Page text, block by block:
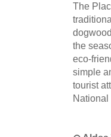
The
the
eco-
simple
tourist
National